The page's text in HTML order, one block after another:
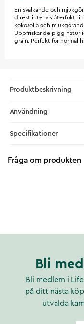
En svalkande och
direkt intensiv
kokosolja och
Uppfriskande pigg
grain. Perfekt för normal
Produktbeskrivning
Användning
Specifikationer
Fråga om produkten
Bli
Bli medlem i
på ditt nästa
utvalda